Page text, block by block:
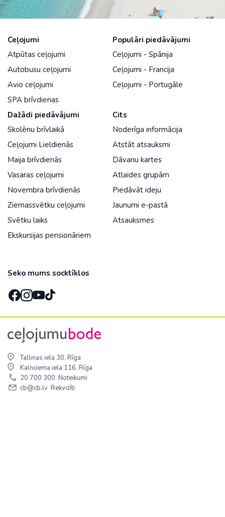
Ceļojumi
Atpūtas ceļojumi
Autobusu ceļojumi
Avio ceļojumi
SPA brīvdienas
Populāri piedāvājumi
Ceļojumi - Spānija
Ceļojumi - Francija
Ceļojumi - Portugāle
Dažādi piedāvājumi
Skolēnu brīvlaikā
Ceļojumi Lieldienās
Maija brīvdienās
Vasaras ceļojumi
Novembra brīvdienās
Ziemassvētku ceļojumi
Svētku laiks
Ekskursijas pensionāriem
Cits
Noderīga informācija
Atstāt atsauksmi
Dāvanu kartes
Atlaides grupām
Piedāvāt ideju
Jaunumi e-pastā
Atsauksmes
Seko mums socktīklos
Tallinas iela 30, Rīga
Kalnciema iela 116, Rīga
20 700 300 Noteikumi
cb@cb.lv Rekvizīti